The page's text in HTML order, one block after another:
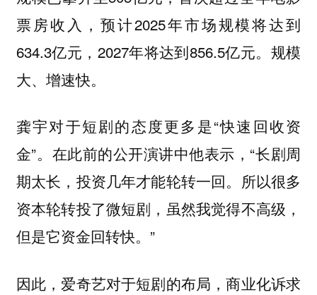
票房收入，预计2025年市场规模将达到
634.3亿元，2027年将达到856.5亿元。规模
大、增速快。
龚宇对于短剧的态度更多是“快速回收资
金”。在此前的公开演讲中他表示，“长剧周
期太长，投资几年才能轮转一回。所以很多
资本轮转投了微短剧，虽然我觉得不高级，
但是它资金回转快。”
因此，爱奇艺对于短剧的布局，商业化诉求